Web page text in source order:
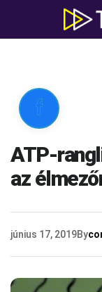

ATP-
az
június 17, 2019By